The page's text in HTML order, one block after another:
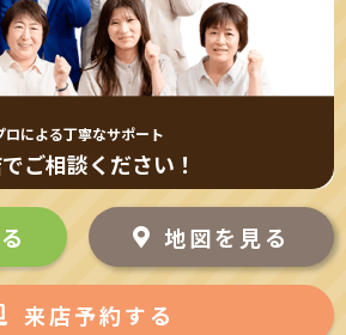
ロによる丁寧なサポート
ご相談ください！
地図を見る
来店予約する